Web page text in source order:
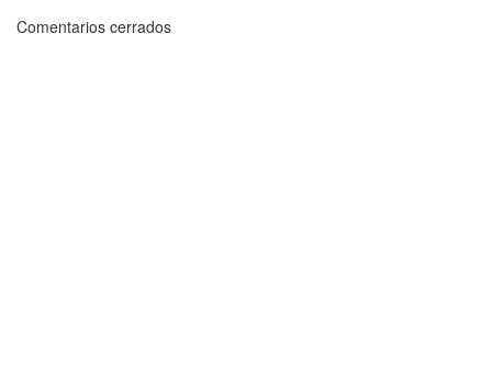
Comentarios cerrados